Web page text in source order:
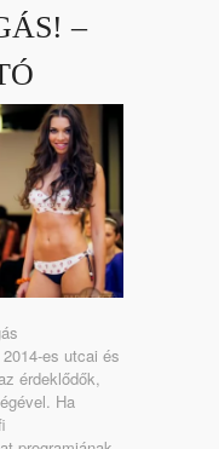
–
es utcai és
érdeklődők,
Ha